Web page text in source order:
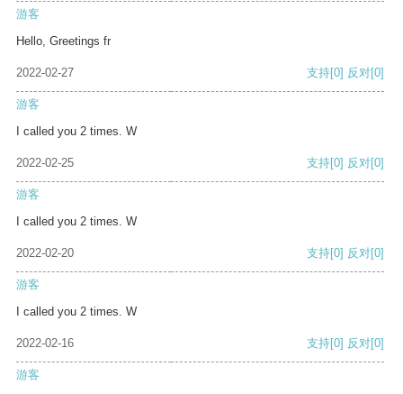
游客
Hello, Greetings fr
2022-02-27 支持[0] 反对[0]
游客
I called you 2 times. W
2022-02-25 支持[0] 反对[0]
游客
I called you 2 times. W
2022-02-20 支持[0] 反对[0]
游客
I called you 2 times. W
2022-02-16 支持[0] 反对[0]
游客